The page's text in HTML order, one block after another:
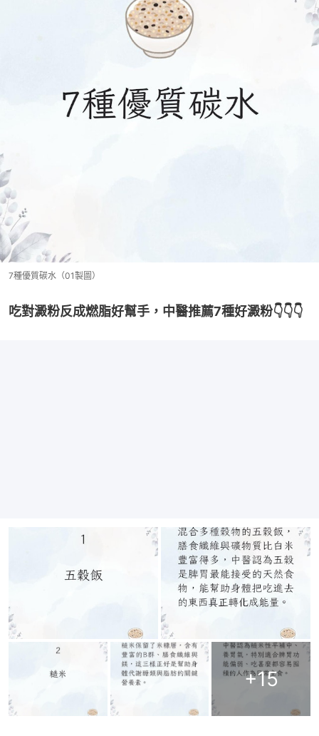
7種優質碳水（01製圖）
吃對澱粉反成燃脂好幫手，中醫推薦7種好澱粉👇👇👇
+15